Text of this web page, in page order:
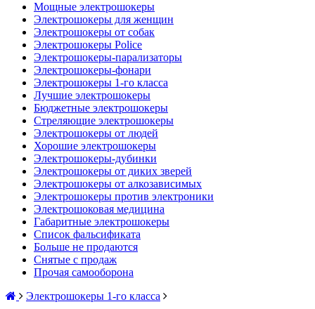
Мощные электрошокеры
Электрошокеры для женщин
Электрошокеры от собак
Электрошокеры Police
Электрошокеры-парализаторы
Электрошокеры-фонари
Электрошокеры 1-го класса
Лучшие электрошокеры
Бюджетные электрошокеры
Стреляющие электрошокеры
Электрошокеры от людей
Хорошие электрошокеры
Электрошокеры-дубинки
Электрошокеры от диких зверей
Электрошокеры от алкозависимых
Электрошокеры против электроники
Электрошоковая медицина
Габаритные электрошокеры
Список фальсификата
Больше не продаются
Снятые с продаж
Прочая самооборона
Электрошокеры 1-го класса